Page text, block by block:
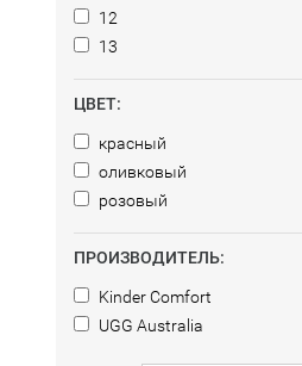
12
13
ЦВЕТ:
красный
оливковый
розовый
ПРОИЗВОДИТЕЛЬ:
Kinder Comfort
UGG Australia